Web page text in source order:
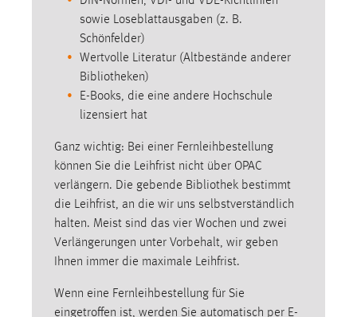
sowie Loseblattausgaben (z. B.
Schönfelder)
Wertvolle Literatur (Altbestände anderer
Bibliotheken)
E-Books, die eine andere Hochschule
lizensiert hat
Ganz wichtig: Bei einer Fernleihbestellung
können Sie die Leihfrist nicht über OPAC
verlängern. Die gebende Bibliothek bestimmt
die Leihfrist, an die wir uns selbstverständlich
halten. Meist sind das vier Wochen und zwei
Verlängerungen unter Vorbehalt, wir geben
Ihnen immer die maximale Leihfrist.
Wenn eine Fernleihbestellung für Sie
eingetroffen ist, werden Sie automatisch per E-
Cookie Laufzeit:
3 Monate
Facebook Pixel
Name:
Anbieter:
Facebook
Zweck:
Conversion-Tracking
Cookie Laufzeit:
3 Monate